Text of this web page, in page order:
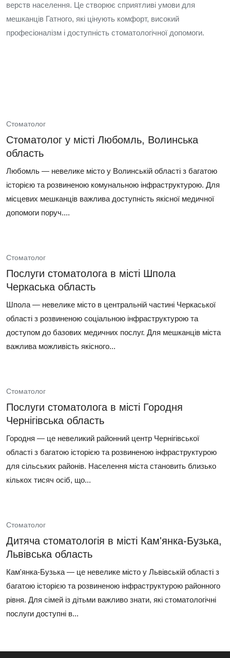
верств населення. Це створює сприятливі умови для
мешканців Гатного, які цінують комфорт, високий
професіоналізм і доступність стоматологічної допомоги.
Стоматолог
Стоматолог у місті Любомль, Волинська
область
Любомль — невелике місто у Волинській області з багатою
історією та розвиненою комунальною інфраструктурою. Для
місцевих мешканців важлива доступність якісної медичної
допомоги поруч....
Стоматолог
Послуги стоматолога в місті Шпола
Черкаська область
Шпола — невелике місто в центральній частині Черкаської
області з розвиненою соціальною інфраструктурою та
доступом до базових медичних послуг. Для мешканців міста
важлива можливість якісного...
Стоматолог
Послуги стоматолога в місті Городня
Чернігівська область
Городня — це невеликий районний центр Чернігівської
області з багатою історією та розвиненою інфраструктурою
для сільських районів. Населення міста становить близько
кількох тисяч осіб, що...
Стоматолог
Дитяча стоматологія в місті Кам'янка-Бузька,
Львівська область
Кам'янка-Бузька — це невелике місто у Львівській області з
багатою історією та розвиненою інфраструктурою районного
рівня. Для сімей із дітьми важливо знати, які стоматологічні
послуги доступні в...